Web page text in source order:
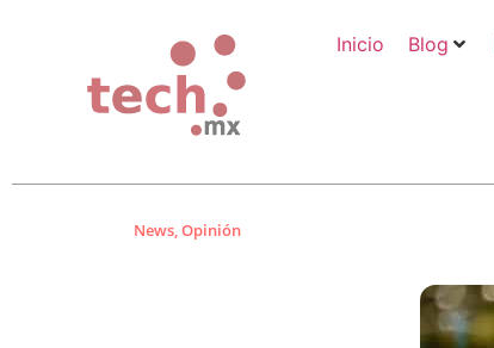
Inicio Blog
News,Opinión